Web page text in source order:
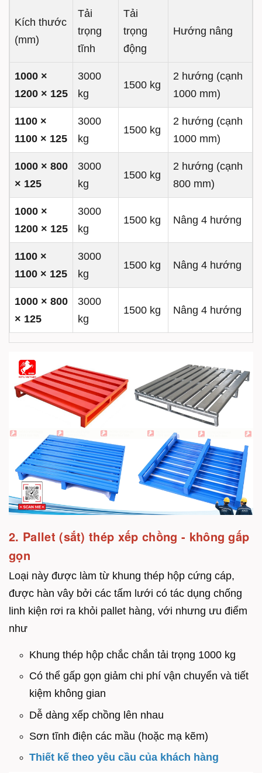
Kích thước
(mm)
Tải
trọng
tĩnh
Tải
trọng
động
Hướng nâng
1000 ×
1200 × 125
3000
kg
1500 kg
2 hướng (cạnh
1000 mm)
1100 ×
1100 × 125
3000
kg
1500 kg
2 hướng (cạnh
1000 mm)
1000 × 800
× 125
3000
kg
1500 kg
2 hướng (cạnh
800 mm)
1000 ×
1200 × 125
3000
kg
1500 kg Nâng 4 hướng
1100 ×
1100 × 125
3000
kg
1500 kg Nâng 4 hướng
1000 × 800
× 125
3000
kg
1500 kg Nâng 4 hướng
2. Pallet (sắt) thép xếp chồng - không gấp
gọn
Loại này được làm từ khung thép hộp cứng cáp,
được hàn vây bởi các tấm lưới có tác dụng chống
linh kiện rơi ra khỏi pallet hàng, với nhưng ưu điểm
như
Khung thép hộp chắc chắn tải trọng 1000 kg
Có thể gấp gọn giảm chi phí vận chuyển và tiết
kiệm không gian
Dễ dàng xếp chồng lên nhau
Sơn tĩnh điện các mầu (hoặc mạ kẽm)
Thiết kế theo yêu cầu của khách hàng